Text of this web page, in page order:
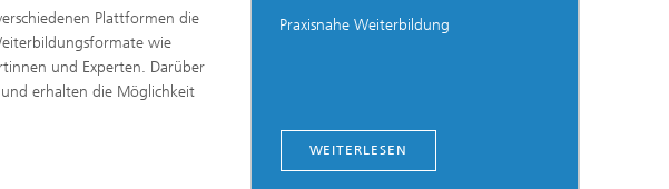
Plattformen die
wie
und Experten. Darüber
erhalten die Möglichkeit
Praxisnahe Weiterbildung
WEITERLESEN